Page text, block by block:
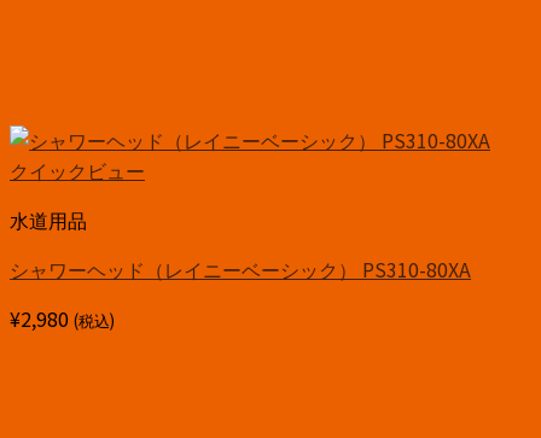
クイックビュー
水道用品
シャワーヘッド（レイニーベーシック） PS310-80XA
¥2,980 (税込)